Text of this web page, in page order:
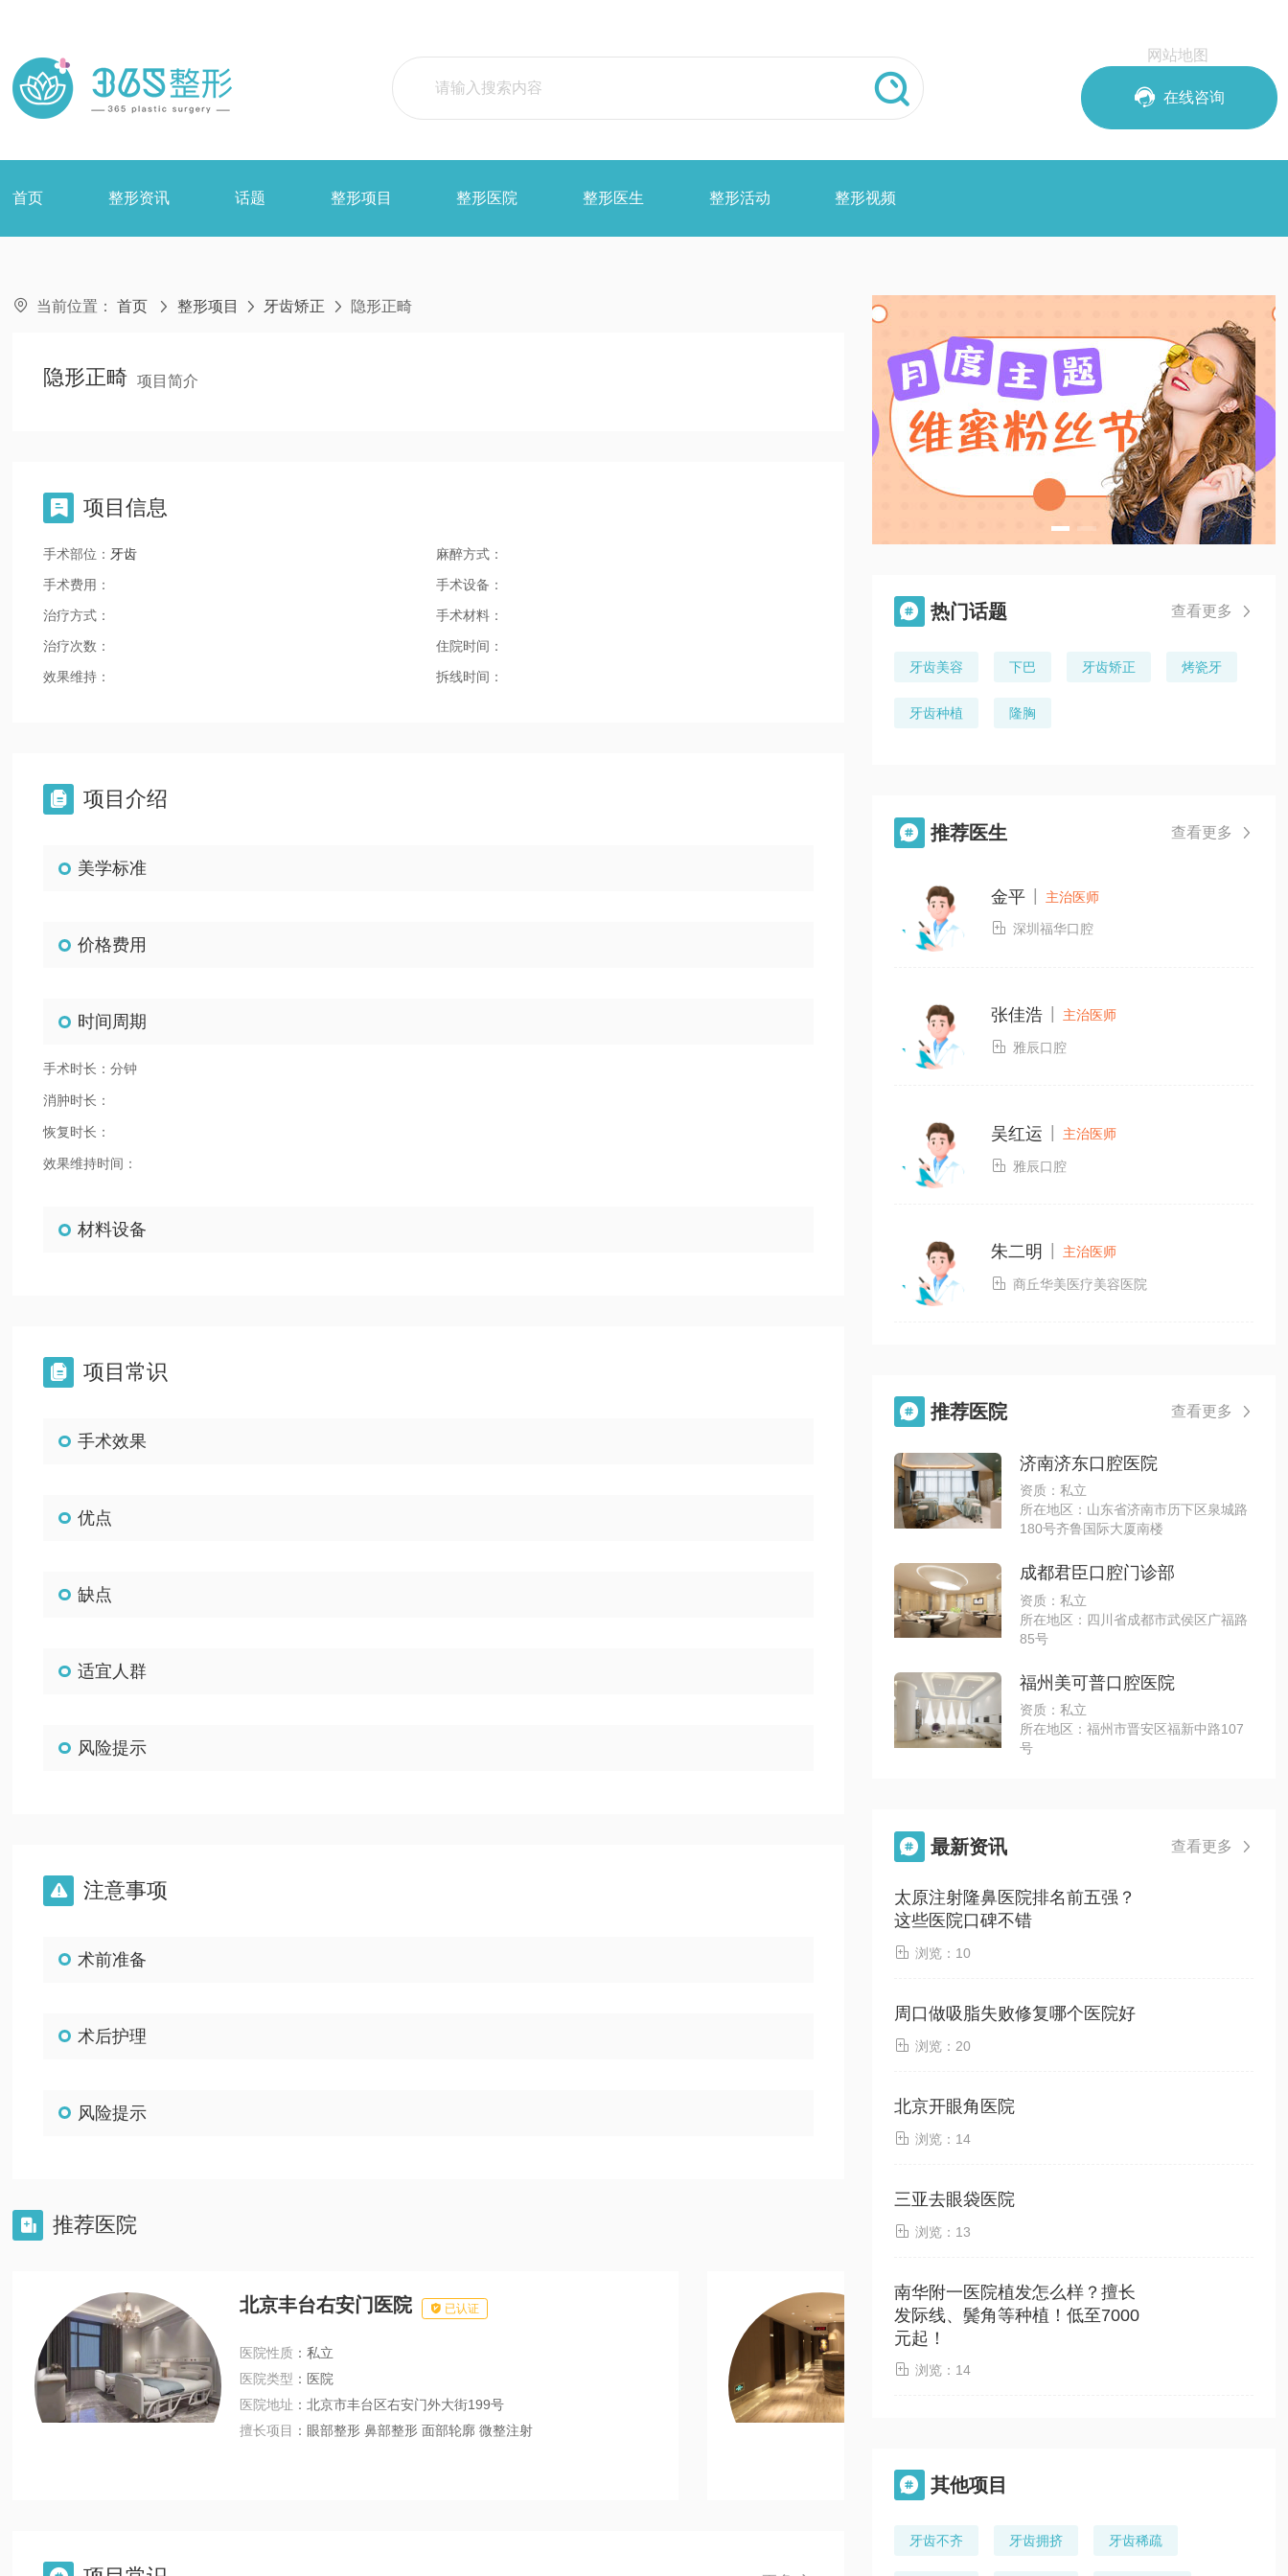

网站地图
 在线咨询
首页 整形资讯 话题 整形项目 整形医院 整形医生 整形活动 整形视频
 当前位置： 首页  整形项目  牙齿矫正  隐形正畸
隐形正畸 项目简介
 项目信息
手术部位： 牙齿
麻醉方式：
手术费用：
手术设备：
治疗方式：
手术材料：
治疗次数：
住院时间：
效果维持：
拆线时间：
 项目介绍
美学标准
价格费用
时间周期
手术时长：分钟
消肿时长：
恢复时长：
效果维持时间：
材料设备
 项目常识
手术效果
优点
缺点
适宜人群
风险提示
 注意事项
术前准备
术后护理
风险提示
 推荐医院
北京丰台右安门医院  已认证
医院性质 ：私立
医院类型 ：医院
医院地址 ：北京市丰台区右安门外大街199号
擅长项目 ：眼部整形 鼻部整形 面部轮廓 微整注射
佛山华美整形美容医院...
医院类型
 热门话题 查看更多 
牙齿美容 下巴 牙齿矫正 烤瓷牙
牙齿种植 隆胸
 推荐医生 查看更多 
金平 | 主治医师
 深圳福华口腔
张佳浩 主治医师
 雅辰口腔
吴红运 | 主治医师
 雅辰口腔
朱二明 主治医师
 商丘华美医疗美容医院
 推荐医院 查看更多 
济南济东口腔医院
资质：私立
所在地区：山东省济南市历下区泉城路
180号齐鲁国际大厦南楼
成都君臣口腔门诊部
资质：私立
所在地区：四川省成都市武侯区广福路
85号
福州美可普口腔医院
资质：私立
所在地区：福州市晋安区福新中路107
号
 最新资讯 查看更多 
太原注射隆鼻医院排名前五强？
这些医院口碑不错
 浏览：10
周口做吸脂失败修复哪个医院好
 浏览：20
北京开眼角医院
 浏览：14
三亚去眼袋医院
 浏览：13
南华附一医院植发怎么样？擅长
发际线、鬓角等种植！低至7000
元起！
 浏览：14
 其他项目
牙齿不齐 牙齿拥挤 牙齿稀疏